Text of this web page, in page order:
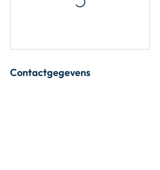
Contactgegevens